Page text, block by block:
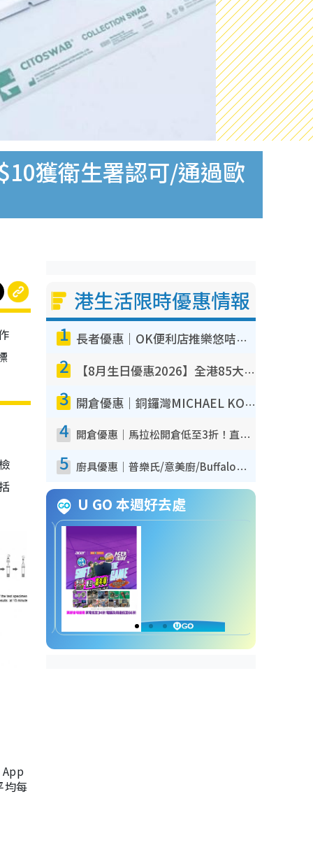
獲衛生署認可/通過歐
均每
港生活限時優惠情報
1 長者優惠｜OK便利店推樂悠咭優惠！買麵包/牛奶/保健品拍卡即減
2 【8月生日優惠2026】全港85大食買玩著數攻略 自助餐/火鍋放題同行免費＋誠品/DONKI送現金券
3 開倉優惠｜銅鑼灣MICHAEL KORS開倉低至17折！直擊$500起買手袋/銀包/鞋款 必買經典Jet Set系列
4 開倉優惠｜馬拉松開倉低至3折！直擊$99起買adidas／New Balance／Puma鞋款 STANLEY保溫杯劈價至$119起
5 廚具優惠｜普樂氏/意美廚/Buffalo廚具低至3折！$89起買煎鍋／炒鑊／個人鍋 同場小家電激減至$99起
U GO 本週好去處